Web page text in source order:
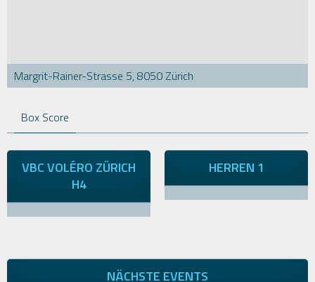
Margrit-Rainer-Strasse 5, 8050 Zürich
Box Score
VBC VOLÉRO ZÜRICH
H4
HERREN 1
NÄCHSTE EVENTS